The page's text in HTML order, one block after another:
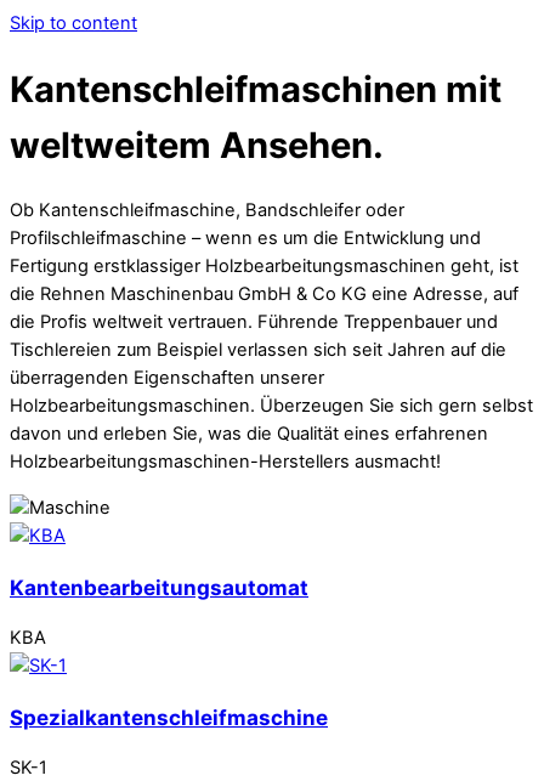
Skip to content
Kantenschleifmaschinen mit
weltweitem Ansehen.
Ob Kantenschleifmaschine, Bandschleifer oder
Profilschleifmaschine – wenn es um die Entwicklung und
Fertigung erstklassiger Holzbearbeitungsmaschinen geht, ist
die Rehnen Maschinenbau GmbH & Co KG eine Adresse, auf
die Profis weltweit vertrauen. Führende Treppenbauer und
Tischlereien zum Beispiel verlassen sich seit Jahren auf die
überragenden Eigenschaften unserer
Holzbearbeitungsmaschinen. Überzeugen Sie sich gern selbst
davon und erleben Sie, was die Qualität eines erfahrenen
Holzbearbeitungsmaschinen-Herstellers ausmacht!
Kantenbearbeitungsautomat
KBA
Spezialkantenschleifmaschine
SK-1